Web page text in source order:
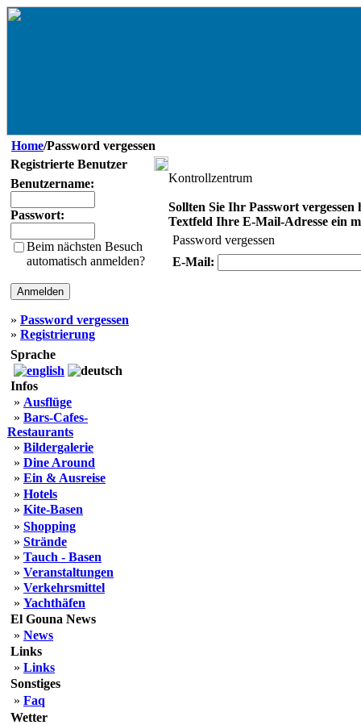
Home/Password vergessen
Registrierte Benutzer
Benutzername:
Passwort:
Beim nächsten Besuch
automatisch anmelden?
» Password vergessen
» Registrierung
Sprache
Infos
» Ausflüge
» Bars-Cafes-
Restaurants
» Bildergalerie
» Dine Around
» Ein & Ausreise
» Hotels
» Kite-Basen
» Shopping
» Strände
» Tauch - Basen
» Veranstaltungen
» Verkehrsmittel
» Yachthäfen
El Gouna News
» News
Links
» Links
Sonstiges
» Faq
Wetter
Kontrollzentrum
Sollten Sie Ihr Passwort
Textfeld Ihre E-Mail-Adresse ein
Password vergessen
E-Mail: